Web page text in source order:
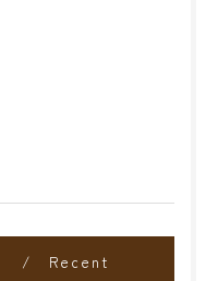
Recent